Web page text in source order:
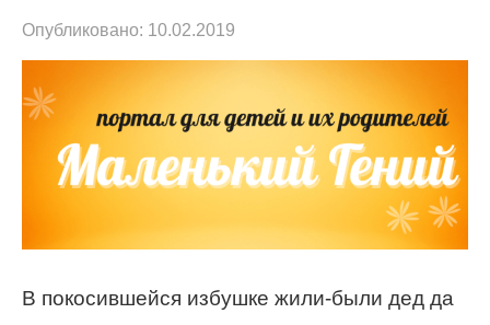
Опубликовано: 10.02.2019
В покосившейся избушке жили-были дед да